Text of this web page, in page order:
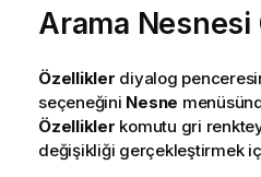
Arama
Özellikler diyalog
seçeneğini Nesne
Özellikler komutu gri
değişikliği gerçekleştirmek